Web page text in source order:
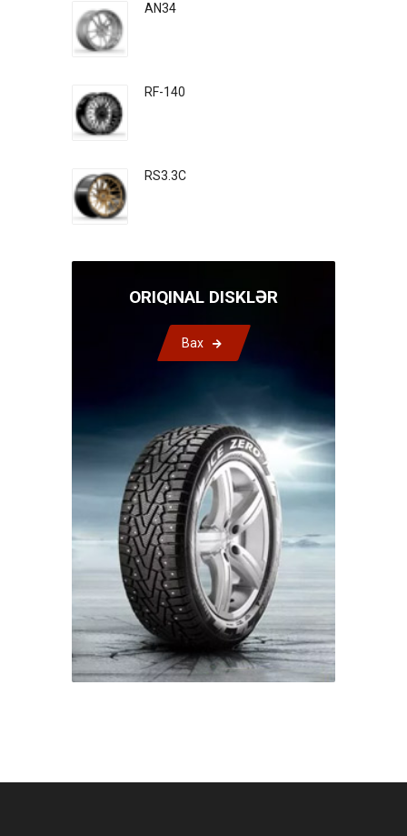
AN34
RF-140
RS3.3C
ORIQINAL DISKLƏR
Bax